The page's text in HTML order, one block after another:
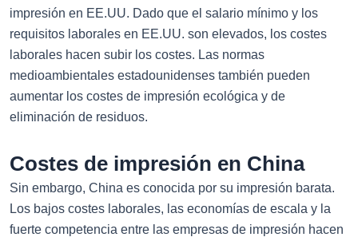
impresión en EE.UU. Dado que el salario mínimo y los
requisitos laborales en EE.UU. son elevados, los costes
laborales hacen subir los costes. Las normas
medioambientales estadounidenses también pueden
aumentar los costes de impresión ecológica y de
eliminación de residuos.
Costes de impresión en China
Sin embargo, China es conocida por su impresión barata.
Los bajos costes laborales, las economías de escala y la
fuerte competencia entre las empresas de impresión hacen